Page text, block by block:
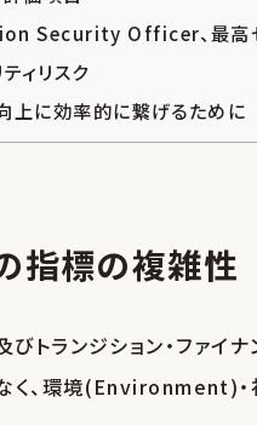
Security Officer、最高セ
ィリスク
上に効率的に繋げるために
指標の複雑性
びトランジション・ファ
く、環境